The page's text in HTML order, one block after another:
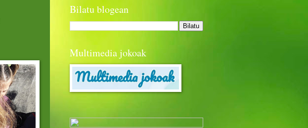
Bilatu blogean
Multimedia jokoak